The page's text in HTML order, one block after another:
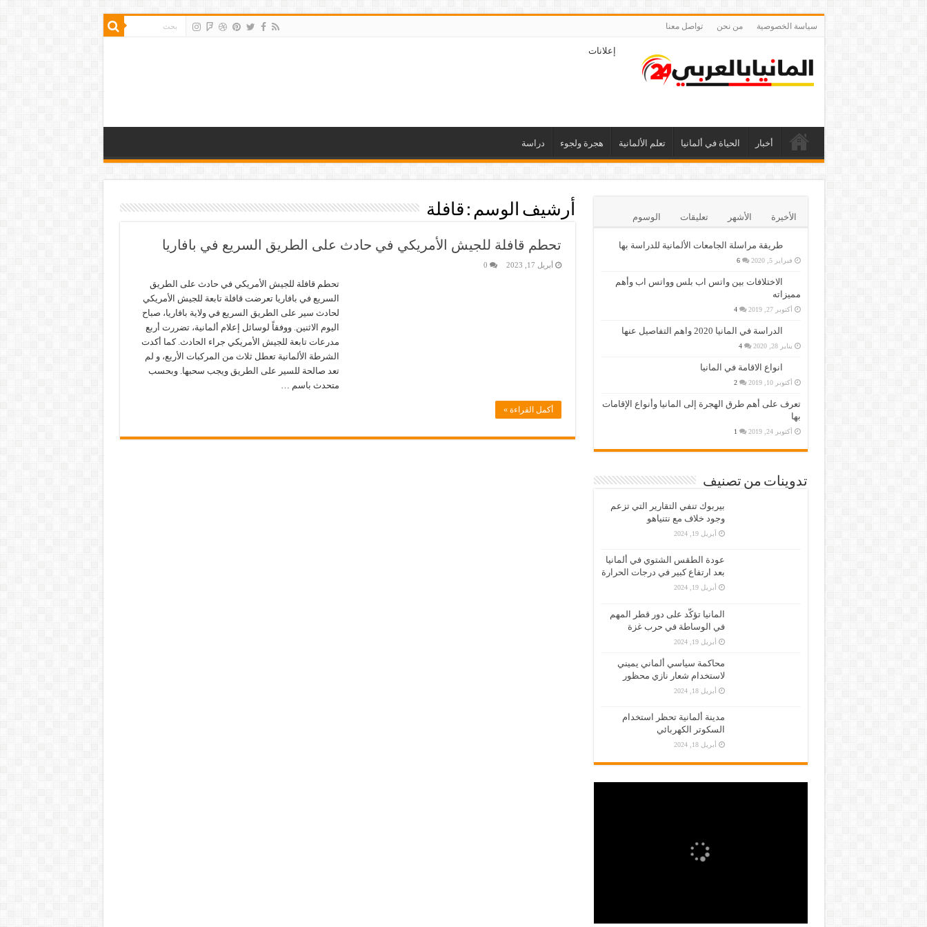
سياسة الخصوصية من نحن تواصل معنا
إعلانات
أخبار الحياة في ألمانيا تعلم الألمانية هجرة ولجوء دراسة
أرشيف الوسم : قافلة
تحطم قافلة للجيش الأمريكي في حادث على الطريق السريع في بافاريا
أبريل 17, 2023 0
تحطم قافلة للجيش الأمريكي في حادث على الطريق
السريع في بافاريا تعرضت قافلة تابعة للجيش الأمريكي
لحادث سير على الطريق السريع في ولاية بافاريا، صباح
اليوم الاثنين. ووفقاً لوسائل إعلام ألمانية، تضررت أربع
مدرعات تابعة للجيش الأمريكي جراء الحادث. كما أكدت
الشرطة الألمانية تعطل ثلاث من المركبات الأربع، و لم
تعد صالحة للسير على الطريق ويجب سحبها. وبحسب
متحدث باسم …
أكمل القراءة »
الأخيرة الأشهر تعليقات الوسوم
طريقة مراسلة الجامعات الألمانية للدراسة بها
فبراير 5, 2020 6
الاختلافات بين واتس اب بلس وواتس اب وأهم
مميزاته
أكتوبر 27, 2019 4
الدراسة في المانيا 2020 واهم التفاصيل عنها
يناير 28, 2020 4
انواع الاقامة في المانيا
أكتوبر 10, 2019 2
تعرف على أهم طرق الهجرة إلى المانيا وأنواع الإقامات
بها
أكتوبر 24, 2019 1
تدوينات من تصنيف
بيربوك تنفي التقارير التي تزعم
وجود خلاف مع نتنياهو
أبريل 19, 2024
عودة الطقس الشتوي في ألمانيا
بعد ارتفاع كبير في درجات الحرارة
أبريل 19, 2024
المانيا تؤكّد على دور قطر المهم
في الوساطة في حرب غزة
أبريل 19, 2024
محاكمة سياسي ألماني يميني
لاستخدام شعار نازي محظور
أبريل 18, 2024
مدينة ألمانية تحظر استخدام
السكوتر الكهربائي
أبريل 18, 2024